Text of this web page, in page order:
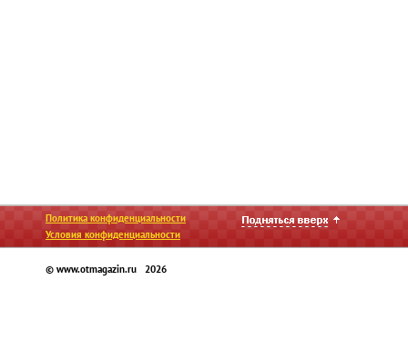
Политика конфиденциальности
Условия конфиденциальности
© www.otmagazin.ru 2026